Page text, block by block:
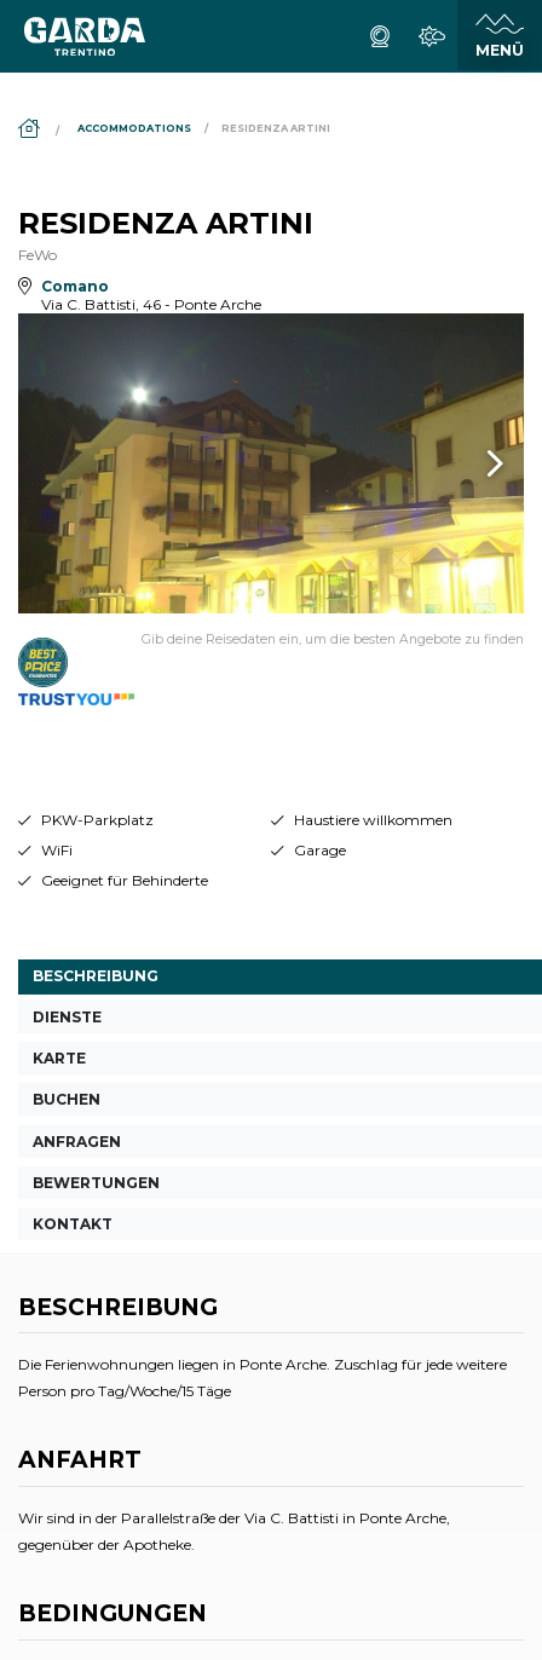
ACCOMMODATIONS RESIDENZA ARTINI
RESIDENZA ARTINI
FeWo
Comano
Via C. Battisti, 46 - Ponte Arche
Gib deine Reisedaten ein, um die besten Angebote zu finden
PKW-Parkplatz
Haustiere willkommen
WiFi
Garage
Geeignet für Behinderte
BESCHREIBUNG
DIENSTE
KARTE
BUCHEN
ANFRAGEN
BEWERTUNGEN
KONTAKT
BESCHREIBUNG
Die Ferienwohnungen liegen in Ponte Arche. Zuschlag für jede weitere
Person pro Tag/Woche/15 Täge
ANFAHRT
Wir sind in der Parallelstraße der Via C. Battisti in Ponte Arche,
gegenüber der Apotheke.
BEDINGUNGEN